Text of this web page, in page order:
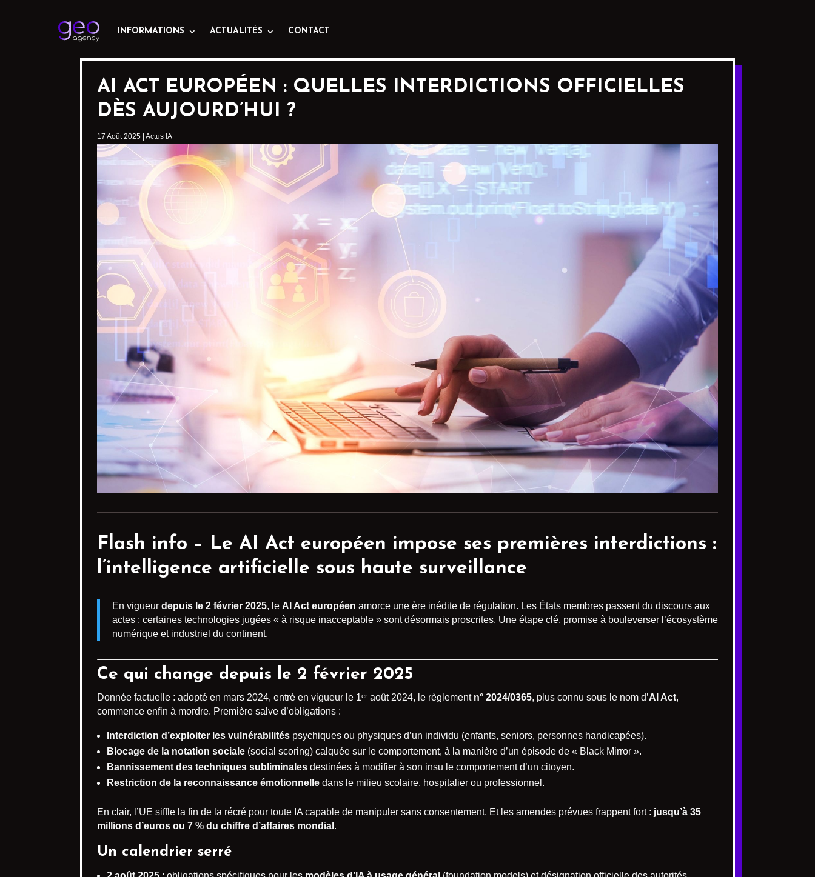
INFORMATIONS ACTUALITÉS CONTACT
AI ACT EUROPÉEN : QUELLES INTERDICTIONS OFFICIELLES
DÈS AUJOURD’HUI ?
17 Août 2025 Actus IA
Flash info – Le AI Act européen impose ses premières interdictions :
l’intelligence artificielle sous haute surveillance
En vigueur depuis le 2 février 2025, le AI Act européen amorce une ère inédite de régulation. Les États membres passent du discours aux
actes : certaines technologies jugées « à risque inacceptable » sont désormais proscrites. Une étape clé, promise à bouleverser l’écosystème
numérique et industriel du continent.
Ce qui change depuis le 2 février 2025
Donnée factuelle : adopté en mars 2024, entré en vigueur le 1ᵉʳ août 2024, le règlement n° 2024/0365, plus connu sous le nom d’AI Act,
commence enfin à mordre. Première salve d’obligations :
Interdiction d’exploiter les vulnérabilités psychiques ou physiques d’un individu (enfants, seniors, personnes handicapées).
Blocage de la notation sociale (social scoring) calquée sur le comportement, à la manière d’un épisode de « Black Mirror ».
Bannissement des techniques subliminales destinées à modifier à son insu le comportement d’un citoyen.
Restriction de la reconnaissance émotionnelle dans le milieu scolaire, hospitalier ou professionnel.
En clair, l’UE siffle la fin de la récré pour toute IA capable de manipuler sans consentement. Et les amendes prévues frappent fort : jusqu’à 35
millions d’euros ou 7 % du chiffre d’affaires mondial .
Un calendrier serré